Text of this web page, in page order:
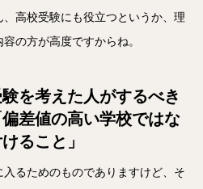
高校受験にも役立つというか、理
の方が高度ですからね。
を考えた人がするべき
差値の高い学校ではな
ること」
るためのものでありますけど、そ